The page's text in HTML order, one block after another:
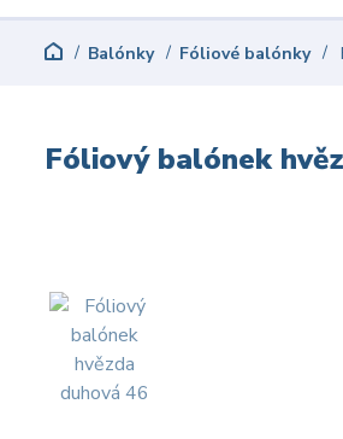
Balónky Fóliové balónky
Fóliový balónek